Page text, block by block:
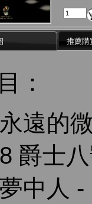
推薦購
：
遠的
爵士
中人